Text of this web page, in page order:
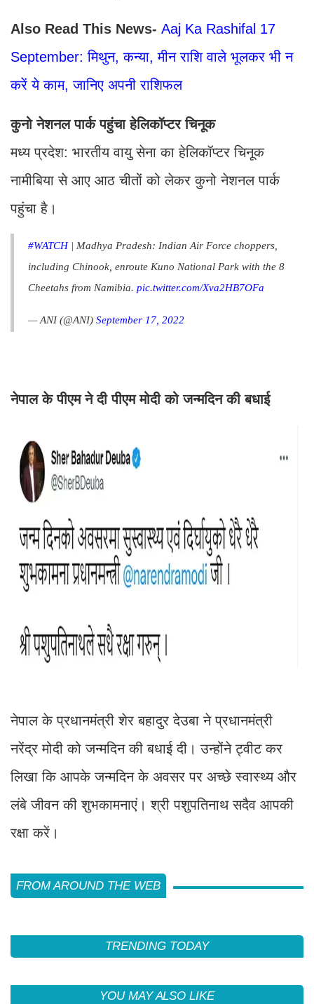
Also Read This News- Aaj Ka Rashifal 17
September: मिथुन, कन्या, मीन राशि वाले भूलकर भी न
करें ये काम, जानिए अपनी राशिफल
कुनो नेशनल पार्क पहुंचा हेलिकॉप्टर चिनूक
मध्य प्रदेश: भारतीय वायु सेना का हेलिकॉप्टर चिनूक
नामीबिया से आए आठ चीतों को लेकर कुनो नेशनल पार्क
पहुंचा है।
#WATCH| Madhya Pradesh: Indian Air Force choppers,
including Chinook, enroute Kuno National Park with the 8
Cheetahs from Namibia. pic.twitter.com/Xva2HB7OFa
— ANI (@ANI) September 17, 2022
नेपाल के पीएम ने दी पीएम मोदी को जन्मदिन की बधाई
नेपाल के प्रधानमंत्री शेर बहादुर देउबा ने प्रधानमंत्री
नरेंद्र मोदी को जन्मदिन की बधाई दी। उन्होंने ट्वीट कर
लिखा कि आपके जन्मदिन के अवसर पर अच्छे स्वास्थ्य और
लंबे जीवन की शुभकामनाएं। श्री पशुपतिनाथ सदैव आपकी
रक्षा करें।
FROM AROUND THE WEB
TRENDING TODAY
YOU MAY ALSO LIKE